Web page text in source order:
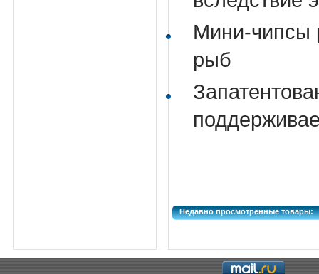
Мини-чипсы
рыб
Недавно просмотренные товары: